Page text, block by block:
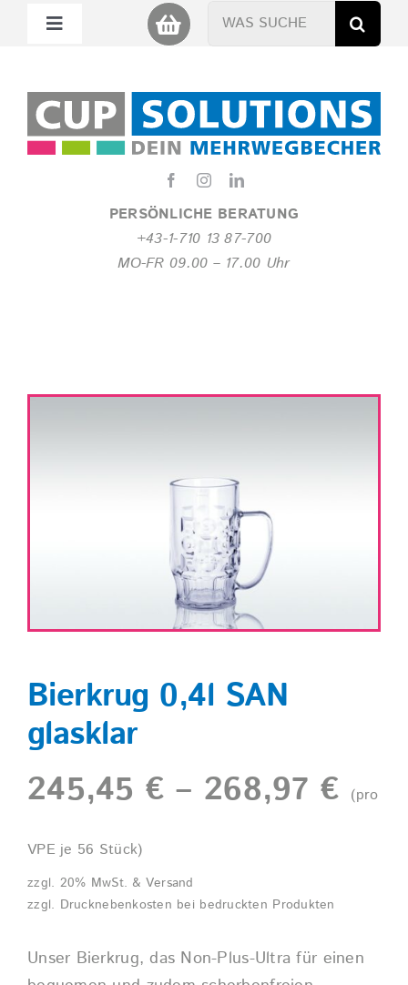
PERSÖNLICHE BERATUNG
+43-1-710 13 87-700
MO-FR 09.00 – 17.00 Uhr
Toggle
Miet Cup
Nachhaltigkeit
Suche
nach:
Bierkrug 0,4l SAN
glasklar
245,45 € – 268,97 € (pro
VPE je 56 Stück)
zzgl. 20% MwSt. & Versand
zzgl. Drucknebenkosten bei bedruckten Produkten
Unser Bierkrug, das Non-Plus-Ultra für einen